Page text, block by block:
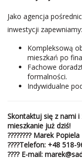
Jako agencja
inwestycji zapewniamy:
Kompleksową
mieszkań po
Fachowe
formalności.
Indywidualne
Skontaktuj się z nami
mieszkanie już dziś!
????‍???? Marek Popiela
????Telefon: +48 518-
???? E-mail: